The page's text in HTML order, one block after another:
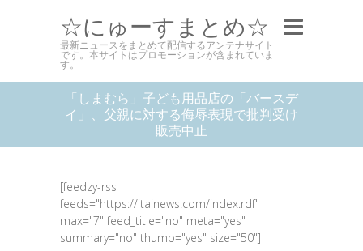
☆にゅーすまとめ☆
最新ニュースをまとめて配信するアンテナサイト
です。本サイトはプロモーションが含まれていま
す。
「しまむら」子ども用品店の「バースデ
イ」、父親に対する侮辱表現で批判受け
販売中止
[feedzy-rss
feeds="https://itainews.com/index.rdf"
max="7" feed_title="no" meta="yes"
summary="no" thumb="yes" size="50"]